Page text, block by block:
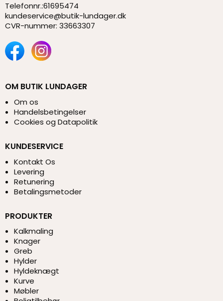
Telefonnr.:61695474
kundeservice@butik-lundager.dk
CVR-nummer: 33663307
OM BUTIK LUNDAGER
Om os
Handelsbetingelser
Cookies og Datapolitik
KUNDESERVICE
Kontakt Os
Levering
Retunering
Betalingsmetoder
PRODUKTER
Kalkmaling
Knager
Greb
Hylder
Hyldeknægt
Kurve
Møbler